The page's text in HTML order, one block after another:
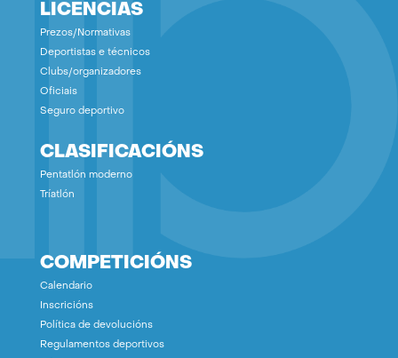
LICENCIAS
Prezos/Normativas
Deportistas e técnicos
Clubs/organizadores
Oficiais
Seguro deportivo
CLASIFICACIÓNS
Pentatlón moderno
Tríatlón
COMPETICIÓNS
Calendario
Inscricións
Política de devolucións
Regulamentos deportivos